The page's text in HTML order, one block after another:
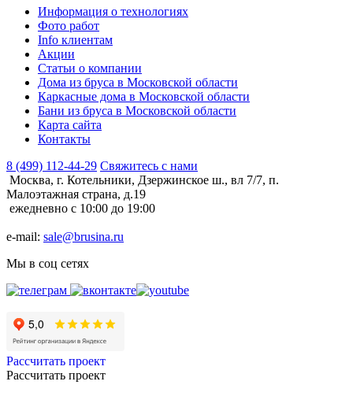
Информация о технологиях
Фото работ
Info клиентам
Акции
Статьи о компании
Дома из бруса в Московской области
Каркасные дома в Московской области
Бани из бруса в Московской области
Карта сайта
Контакты
8 (499) 112-44-29 Свяжитесь с нами
Москва, г. Котельники, Дзержинское ш., вл 7/7, п.
Малоэтажная страна, д.19
ежедневно с 10:00 до 19:00
e-mail: sale@brusina.ru
Мы в соц сетях
Рассчитать проект
Рассчитать проект